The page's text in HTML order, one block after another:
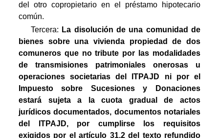
del otro copropietario en el préstamo hipotecario
común.
Tercera: La disolución de una comunidad de
bienes sobre una vivienda propiedad de dos
comuneros que no tribute por las modalidades
de transmisiones patrimoniales onerosas u
operaciones societarias del ITPAJD ni por el
Impuesto sobre Sucesiones y Donaciones
estará sujeta a la cuota gradual de actos
jurídicos documentados, documentos notariales
del ITPAJD, por cumplirse los requisitos
exigidos por el artículo 31.2 del texto refundido